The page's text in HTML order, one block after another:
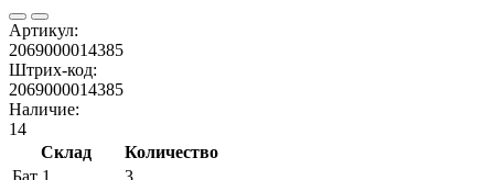
Артикул:
2069000014385
Штрих-код:
2069000014385
Наличие:
14
Склад
Количество
Бат 1
3